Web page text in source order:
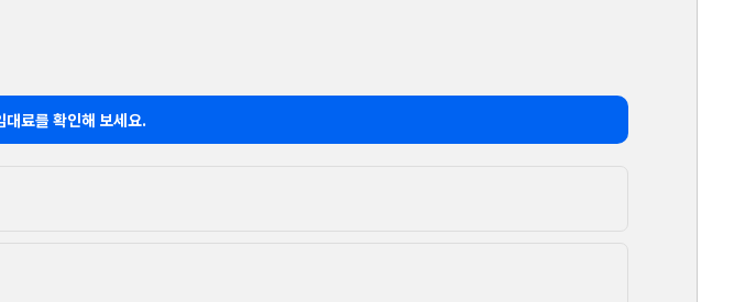
대료를 확인해 보세요.